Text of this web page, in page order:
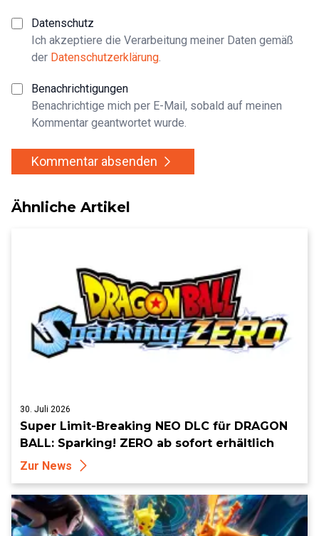
Datenschutz
Ich akzeptiere die Verarbeitung meiner Daten gemäß
der Datenschutzerklärung
Benachrichtigungen
Benachrichtige mich per E-Mail, sobald auf meinen
Kommentar geantwortet wurde.
Kommentar absenden
Ähnliche Artikel
30. Juli 2026
Super Limit-Breaking NEO DLC für DRAGON
BALL: Sparking! ZERO ab sofort erhältlich
Zur News